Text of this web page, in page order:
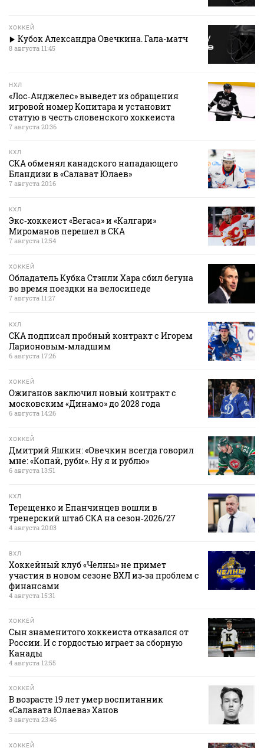
ХОККЕЙ
Кубок Александра Овечкина. Гала-матч
8 августа 11:45
НХЛ
«Лос‑Анджелес» выведет из обращения
игровой номер Копитара и установит
статую в честь словенского хоккеиста
7 августа 20:36
КХЛ
СКА обменял канадского нападающего
Бландизи в «Салават Юлаев»
7 августа 20:16
КХЛ
Экс‑хоккеист «Вегаса» и «Калгари»
Мироманов перешел в СКА
7 августа 12:54
ХОККЕЙ
Обладатель Кубка Стэнли Хара сбил бегуна
во время поездки на велосипеде
7 августа 11:27
КХЛ
СКА подписал пробный контракт с Игорем
Ларионовым‑младшим
6 августа 17:26
ХОККЕЙ
Ожиганов заключил новый контракт с
московским «Динамо» до 2028 года
6 августа 14:26
ХОККЕЙ
Дмитрий Яшкин: «Овечкин всегда говорил
мне: «Копай, руби». Ну я и рублю»
6 августа 13:51
КХЛ
Терещенко и Епанчинцев вошли в
тренерский штаб СКА на сезон‑2026/27
4 августа 20:03
ВХЛ
Хоккейный клуб «Челны» не примет
участия в новом сезоне ВХЛ из‑за проблем с
финансами
4 августа 15:31
ХОККЕЙ
Сын знаменитого хоккеиста отказался от
России. И с гордостью играет за сборную
Канады
4 августа 12:55
ХОККЕЙ
В возрасте 19 лет умер воспитанник
«Салавата Юлаева» Ханов
3 августа 23:46
ХОККЕЙ